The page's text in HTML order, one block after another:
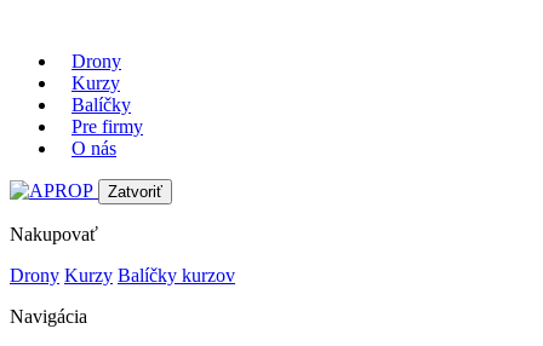
obsah
Drony
Kurzy
Balíčky
Pre firmy
O nás
Zatvoriť
Nakupovať
Drony Kurzy Balíčky kurzov
Navigácia